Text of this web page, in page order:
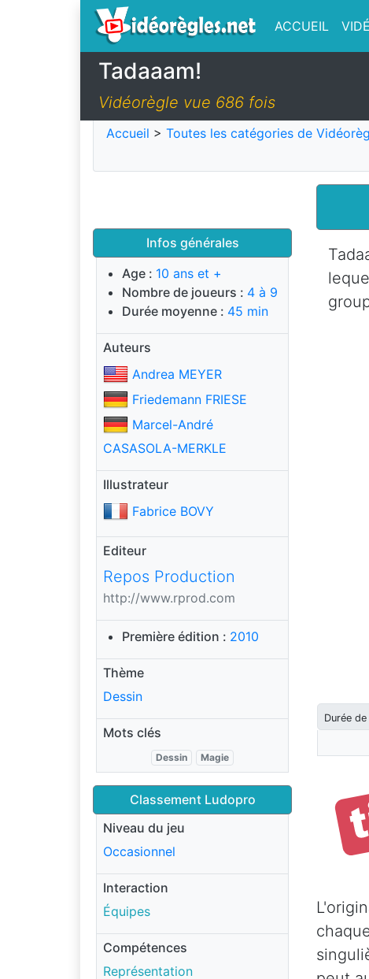
ACCUEIL
Tadaaam!
Vidéorègle vue 686 fois
Accueil > Toutes les catégories de
Infos générales
Age : 10 ans et +
Nombre de joueurs : 4 à 9
Durée moyenne : 45 min
Auteurs
Andrea MEYER
Friedemann FRIESE
Marcel-André
CASASOLA-MERKLE
Illustrateur
Fabrice BOVY
Editeur
Repos Production
http://www.rprod.com
Première édition : 2010
Thème
Dessin
Mots clés
Dessin Magie
Classement Ludopro
Niveau du jeu
Occasionnel
Interaction
Équipes
Compétences
Représentation
Durée de